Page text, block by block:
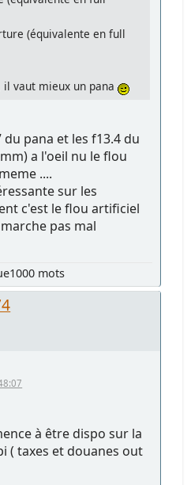
(équivalente en full
vaut mieux un pana
pana et les f13.4 du
a l'oeil nu le flou
....
sur les
c'est le flou artificiel
pas mal
mots
à être dispo sur la
( taxes et douanes out